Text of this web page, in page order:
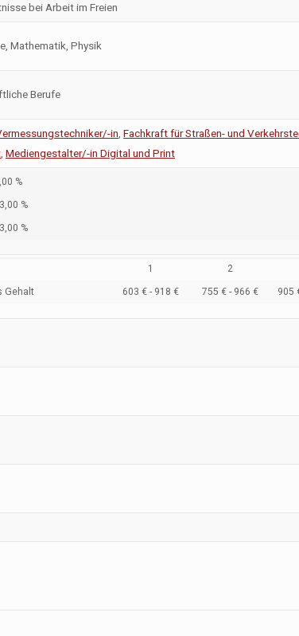
bei Arbeit im Freien
Mathematik, Physik
Berufe
in Fachkraft für Straßen- und
Mediengestalter/-in Digital und Print
%
%
%
1 2
Gehalt 603 € - 918 € 755 € - 966 € 905